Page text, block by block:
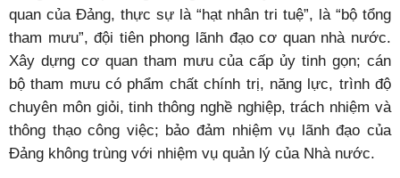
quan của Đảng, thực sự là “hạt nhân tri tuệ”, là “bộ tổng
tham mưu”, đội tiên phong lãnh đạo cơ quan nhà nước.
Xây dựng cơ quan tham mưu của cấp ủy tinh gọn; cán
bộ tham mưu có phẩm chất chính trị, năng lực, trình độ
chuyên môn giỏi, tinh thông nghề nghiệp, trách nhiệm và
thông thạo công việc; bảo đảm nhiệm vụ lãnh đạo của
Đảng không trùng với nhiệm vụ quản lý của Nhà nước.